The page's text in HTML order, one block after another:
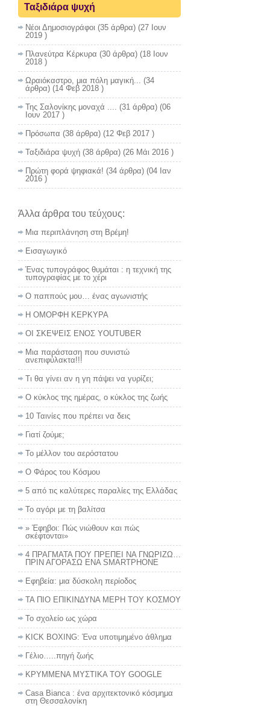
Ταξιδιάρα ψυχή
Νέοι Δημοσιογράφοι (35 άρθρα) (27 Ιουν
2019 )
Πλανεύτρα Κέρκυρα (30 άρθρα) (18 Ιουν
2018 )
Ωραιόκαστρο, μια πόλη μαγική...
(34
άρθρα) (14 Φεβ 2018 )
Της Σαλονίκης μοναχά ....
(31 άρθρα) (06
Ιουν 2017 )
Πρόσωπα (38 άρθρα) (12 Φεβ 2017 )
Ταξιδιάρα ψυχή (38 άρθρα) (26 Μάι 2016 )
Πρώτη φορά ψηφιακά! (34 άρθρα) (04 Ιαν
2016 )
Άλλα άρθρα του τεύχους:
Μια περιπλάνηση στη Βρέμη!
Εισαγωγικό
Ένας τυπογράφος θυμάται : η τεχνική της
τυπογραφίας με το χέρι
Ο παππούς μου… ένας αγωνιστής
Η ΟΜΟΡΦΗ ΚΕΡΚΥΡΑ
ΟΙ ΣΚΕΨΕΙΣ ΕΝΟΣ YOUTUBER
Μια παράσταση που συνιστώ
ανεπιφύλακτα!!!
Τι θα γίνει αν η γη πάψει να γυρίζει;
Ο κύκλος της ημέρας, ο κύκλος της ζωής
10 Ταινίες που πρέπει να δεις
Γιατί ζούμε;
Το μέλλον του αερόστατου
Ο Φάρος του Κόσμου
5 από τις καλύτερες παραλίες της Ελλάδας
Το αγόρι με τη βαλίτσα
» Έφηβοι: Πώς νιώθουν και πώς
σκέφτονται»
4 ΠΡΑΓΜΑΤΑ ΠΟΥ ΠΡΕΠΕΙ ΝΑ ΓΝΩΡΙΖΩ…
ΠΡΙΝ ΑΓΟΡΑΣΩ ΕΝΑ SMARTPHONE
Εφηβεία: μια δύσκολη περίοδος
ΤΑ ΠΙΟ ΕΠΙΚΙΝΔΥΝΑ ΜΕΡΗ ΤΟΥ ΚΟΣΜΟΥ
To σχολείο ως χώρα
KICK BOXING: Ένα υποτιμημένο άθλημα
Γέλιο…..πηγή ζωής
ΚΡΥΜΜΕΝΑ ΜΥΣΤΙΚΑ ΤΟΥ GOOGLE
Casa Bianca : ένα αρχιτεκτονικό κόσμημα
στη Θεσσαλονίκη